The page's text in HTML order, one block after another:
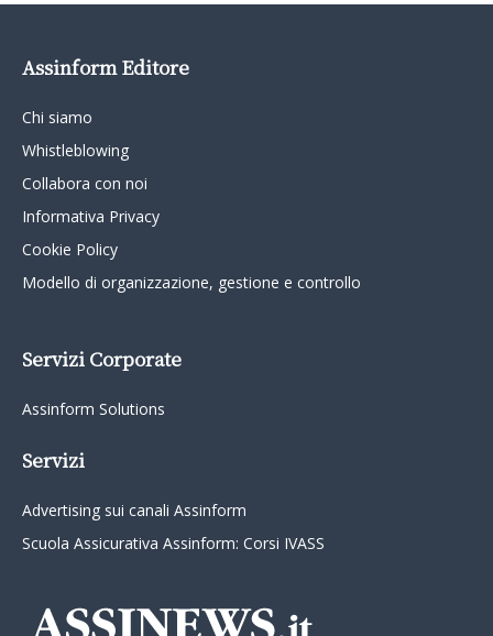
Assinform Editore
Chi siamo
Whistleblowing
Collabora con noi
Informativa Privacy
Cookie Policy
Modello di organizzazione, gestione e controllo
Servizi Corporate
Assinform Solutions
Servizi
Advertising sui canali Assinform
Scuola Assicurativa Assinform: Corsi IVASS